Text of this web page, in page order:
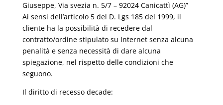
Giuseppe, Via svezia n. 5/7 – 92024 Canicattì (AG)”
Ai sensi dell’articolo 5 del D. Lgs 185 del 1999, il
cliente ha la possibilità di recedere dal
contratto/ordine stipulato su Internet senza alcuna
penalità e senza necessità di dare alcuna
spiegazione, nel rispetto delle condizioni che
seguono.
Il diritto di recesso decade: